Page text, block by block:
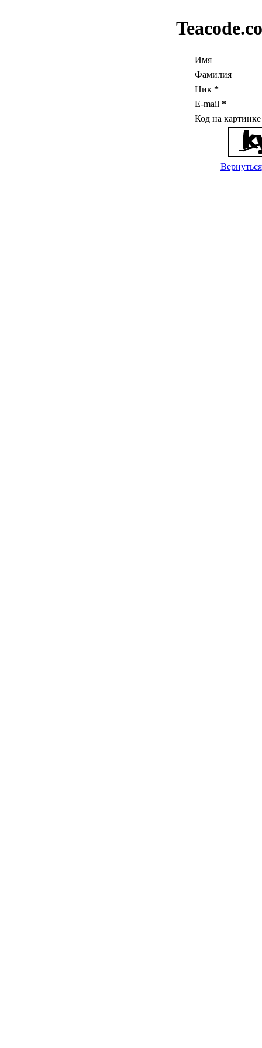
Имя
Фамилия
Ник *
E-mail *
Код на
Вернуться